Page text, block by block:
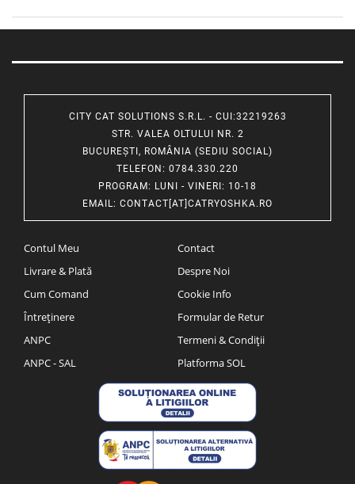
CITY CAT SOLUTIONS S.R.L. - CUI:32219263
STR. VALEA OLTULUI NR. 2
BUCUREȘTI, ROMÂNIA (SEDIU SOCIAL)
TELEFON : 0784.330.220
PROGRAM: LUNI - VINERI: 10-18
EMAIL : CONTACT[AT]CATRYOSHKA.RO
Contul Meu
Livrare & Plată
Cum Comand
Întreținere
ANPC
ANPC - SAL
Contact
Despre Noi
Cookie Info
Formular de Retur
Termeni & Condiții
Platforma SOL